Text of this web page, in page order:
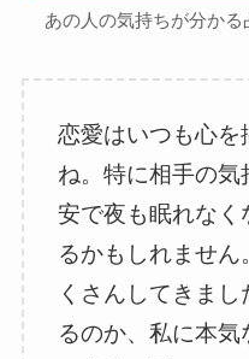
あの人の気持ちが分か
恋愛はいつも心を
ね。特に相手の
安で夜も眠れなく
るかもしれませ
くさんしてきま
るのか、私に本